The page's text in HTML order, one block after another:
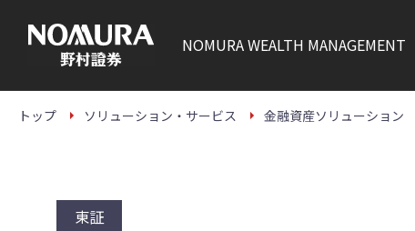
本
NOMURAWEALTH MANAGEMENT
トップ ソリューション・サービス 金融資産ソリューション
東証